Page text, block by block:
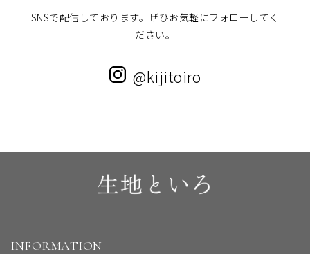
SNSで配信しております。ぜひお気軽にフォローしてく
ださい。
@kijitoiro
INFORMATION